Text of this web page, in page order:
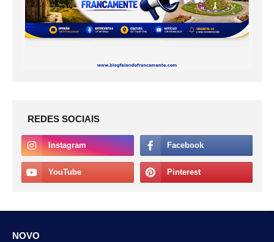
REDES SOCIAIS
NOVO